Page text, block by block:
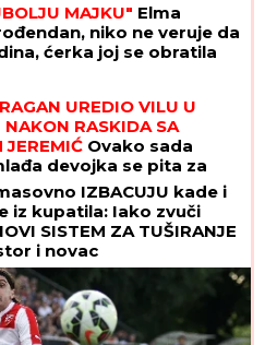
MAJKU" Elma
niko ne veruje da
ćerka joj se obratila
UREDIO VILU U
NAKON RASKIDA SA
JEREMIĆ Ovako sada
devojka se pita za
IZBACUJU kade i
iz kupatila: Iako zvuči
SISTEM ZA TUŠIRANJE
i novac